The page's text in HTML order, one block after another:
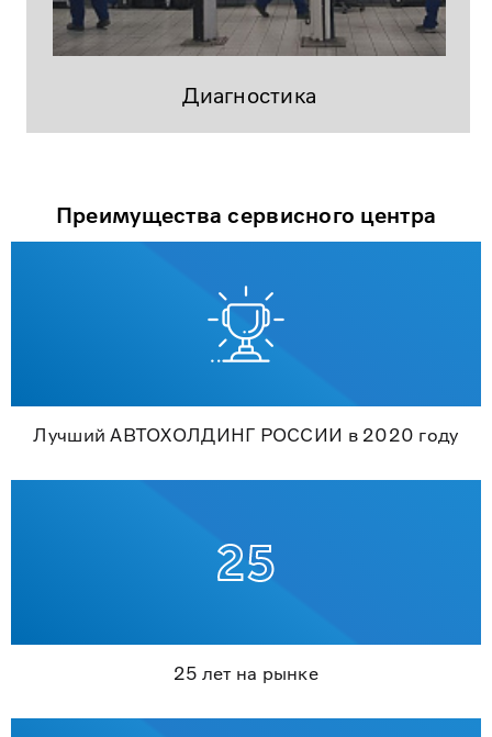
Диагностика
Преимущества сервисного центра
Лучший АВТОХОЛДИНГ РОССИИ в 2020 году
25 лет на рынке